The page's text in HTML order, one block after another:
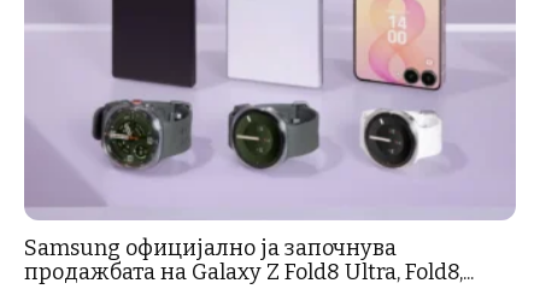
Samsung официјално ја започнува
продажбата на Galaxy Z Fold8 Ultra, Fold8,...